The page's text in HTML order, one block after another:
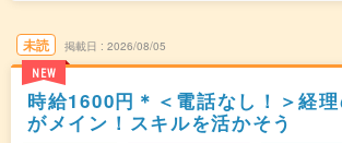
未読
NEW
掲載日 2026/08/05
時給1600円＊＜電話なし！＞経
がメイン！スキルを活かそう